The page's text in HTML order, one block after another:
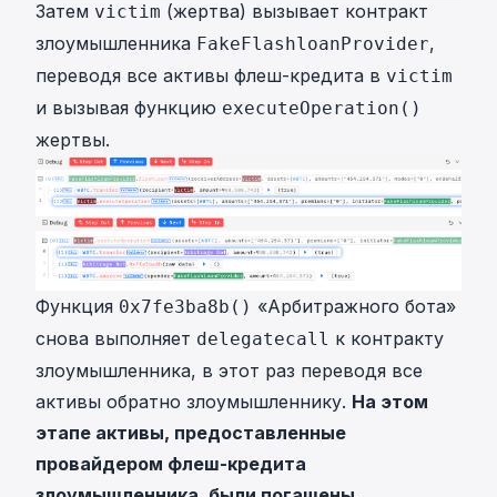
Затем victim (жертва) вызывает контракт
злоумышленника FakeFlashloanProvider,
переводя все активы флеш-кредита в victim
и вызывая функцию executeOperation()
жертвы.
Функция 0x7fe3ba8b() «Арбитражного бота»
снова выполняет delegatecall к контракту
злоумышленника, в этот раз переводя все
активы обратно злоумышленнику. На этом
этапе активы, предоставленные
провайдером флеш-кредита